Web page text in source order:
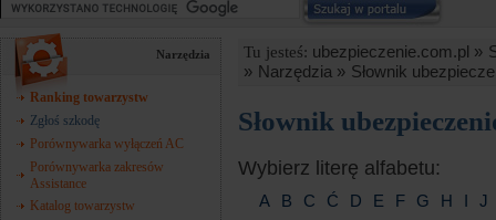
Narzędzia
Ranking towarzystw
Zgłoś szkodę
Porównywarka wyłączeń AC
Porównywarka zakresów
Assistance
Katalog towarzystw
Tu jesteś: ubezpieczenie.com.pl »
» Narzędzia » Słownik
Słownik
Wybierz literę alfabetu:
A B C Ć D E F G H I J